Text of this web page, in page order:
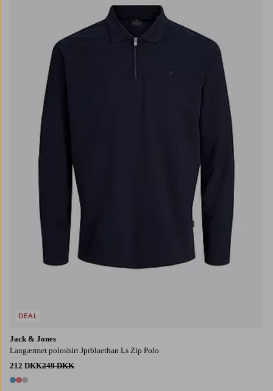
Jack & Jones
Langærmet poloshirt Jprblaethan Ls Zip Polo
212 DKK249 DKK
3 farver
DEAL